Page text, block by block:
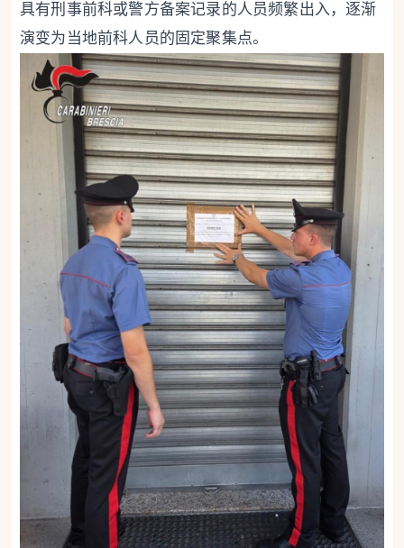
具有刑事前科或警方备案记录的人员频繁出入，逐渐
演变为当地前科人员的固定聚集点。